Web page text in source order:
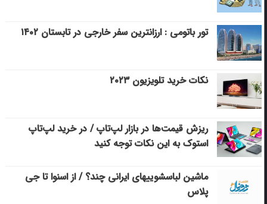
تور باتومی : ارزانترین سفر خارجی در تابستان ۱۴۰۲
نکات خرید تلویزیون ۲۰۲۳
ریزش قیمت‌ها در بازار لپ‌تاپ / در خرید لپ‌تاپ
استوک به این نکات توجه کنید
ماشین لباسشویی‎های ایرانی چند؟ / از اسنوا تا جی
پلاس